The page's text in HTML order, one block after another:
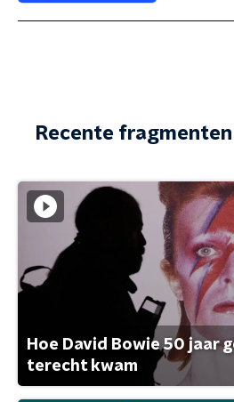
Recente fragmenten
Hoe David Bowie 50 jaar
terecht kwam